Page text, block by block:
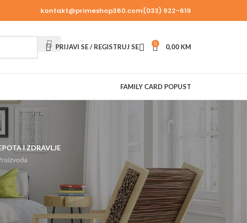
kontakt@primeshop360.com(033) 922-619
PRIJAVI SE / REGISTRUJ SE 0 0,00 KM
FAMILY CARD POPUST
I ZDRAVLJE
9 12